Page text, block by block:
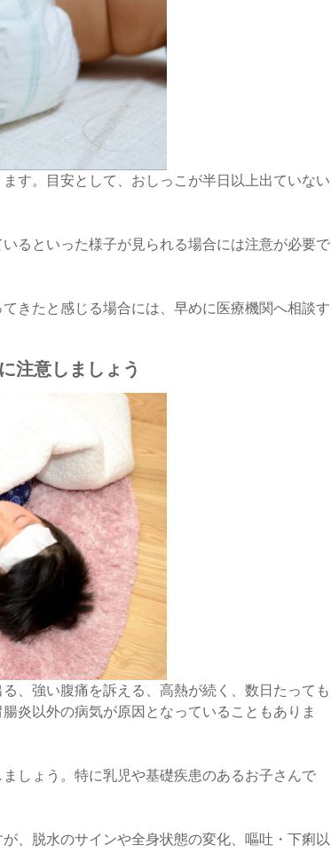
す。目安として、おしっこが半日以上出ていない
るといった様子が見られる場合には注意が必要で
きたと感じる場合には、早めに医療機関へ相談す
注意しましょう
、強い腹痛を訴える、高熱が続く、数日たっても
炎以外の病気が原因となっていることもありま
しょう。特に乳児や基礎疾患のあるお子さんで
、脱水のサインや全身状態の変化、嘔吐・下痢以